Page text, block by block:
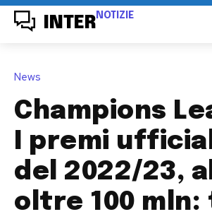
INTER NOTIZIE
News
Champions
I premi
del 2022/23,
oltre 100